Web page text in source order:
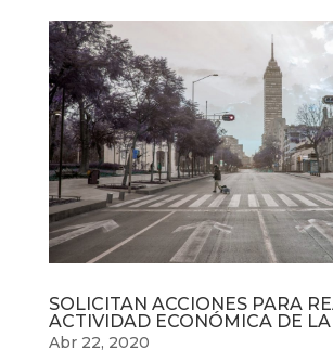
SOLICITAN ACCIONES PARA
ACTIVIDAD ECONÓMICA DE
Abr 22, 2020